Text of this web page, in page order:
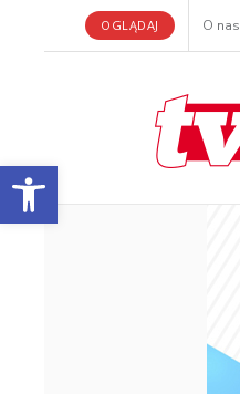
Otwórz pasek narzędzi
OGLĄDAJ O nas